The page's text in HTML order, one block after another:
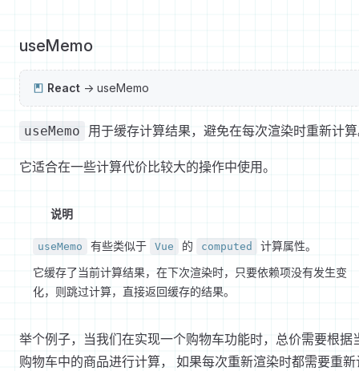
useMemo
React-> useMemo
useMemo 用于缓存计算结果，避免在每次渲染时重新计
它适合在一些计算代价比较大的操作中使用。
说明
useMemo 有些类似于 Vue 的 computed
计算属性。
它缓存了当前计算结果，在下次渲染时，只要依赖项没有发生变
化，则跳过计算，直接返回缓存的结果。
举个例子，当我们在实现一个购物车功能时，总价需要根据
购物车中的商品进行计算， 如果每次重新渲染时都需要重新